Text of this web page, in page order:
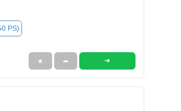
PS)
★ ➦ ➜